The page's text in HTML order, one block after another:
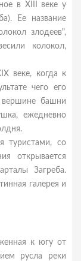
в XIII веке у
Ее название
злодеев",
колокол,
веке, когда к
чего его
башни
ежедневно
туристами, со
открывается
Загреба.
галерея и
к югу от
русла реки